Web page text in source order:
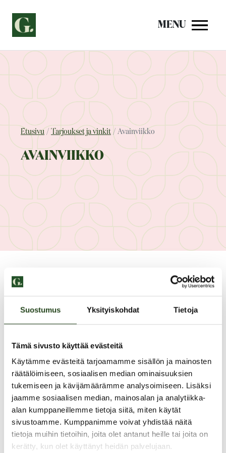
Suostumus Yksityiskohdat Tietoja
Tämä sivusto käyttää evästeitä
Käytämme evästeitä tarjoamamme sisällön ja mainosten
räätälöimiseen, sosiaalisen median ominaisuuksien
tukemiseen ja kävijämäärämme analysoimiseen. Lisäksi
jaamme sosiaalisen median, mainosalan ja analytiikka-
alan kumppaneillemme tietoja siitä, miten käytät
sivustoamme. Kumppanimme voivat yhdistää näitä
tietoja muihin tietoihin, joita olet antanut heille tai joita on
kerätty, kun olet käyttänyt heidän palvelujaan.
sisältöön
MENU
Etusivu Tarjoukset ja vinkit Avainviikko
AVAINVIIKKO
PAHOITTELUT, TARJOUS EI OLE ENÄÄ VOIMASSA